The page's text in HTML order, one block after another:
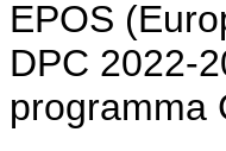
EPOS
DPC 2022-
programma